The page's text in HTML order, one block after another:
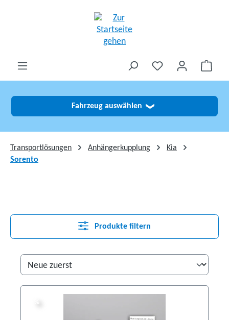
Fahrzeug auswählen ❯
Transportlösungen Anhängerkupplung
Kia
Sorento
Produkte filtern